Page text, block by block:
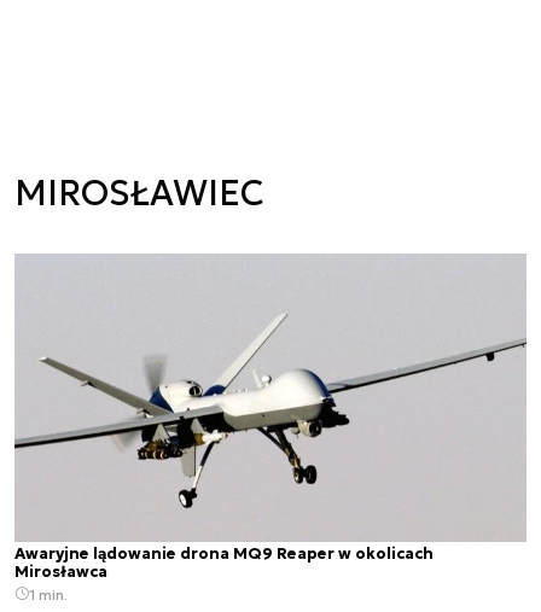
MIROSŁAWIEC
Awaryjne lądowanie drona MQ9 Reaper w okolicach
Mirosławca
1 min.